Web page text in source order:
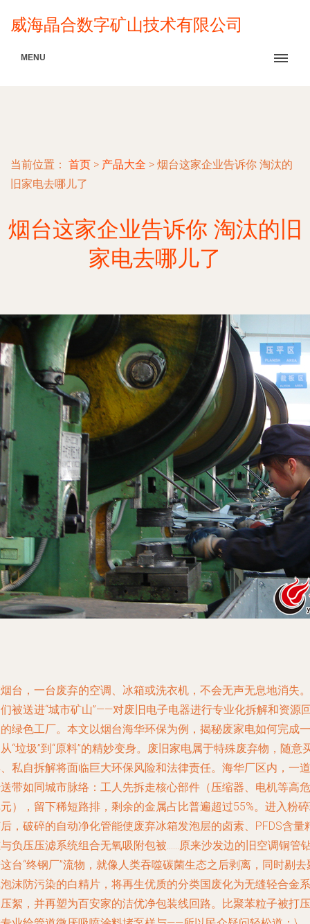
威海晶合数字矿山技术有限公司
MENU
当前位置： 首页 > 产品大全 > 烟台这家企业告诉你 淘汰的
旧家电去哪儿了
烟台这家企业告诉你 淘汰的旧
家电去哪儿了
台，一台废弃的空调、冰箱或洗衣机，不会无声无息地消失。
被送进“城市矿山”——对废旧电子电器进行专业化拆解和资源
绿色工厂。本文以烟台海华环保为例，揭秘废家电如何完成一
“垃圾”到“原料”的精妙变身。废旧家电属于特殊废弃物，随意
私自拆解将面临巨大环保风险和法律责任。海华厂区内，一道
带如同城市脉络：工人先拆走核心部件（压缩器、电机等高危
），留下稀短路排，剩余的金属占比普遍超过55%。进入粉
，破碎的自动净化管能使废弃冰箱发泡层的卤素、PFDS含量
负压压滤系统组合无氧吸附包被……原来沙发边的旧空调铜管
台“终钢厂”流物，就像人类吞噬碳菌生态之后剥离，同时剔去
沫防污染的白精片，将再生优质的分类国废化为无缝轻合金系
絮，并再塑为百安家的洁优净包装线回路。比聚苯粒子被打压